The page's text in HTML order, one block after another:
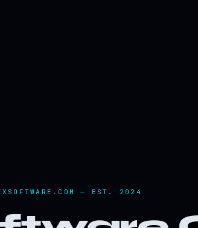
— EST. 2024